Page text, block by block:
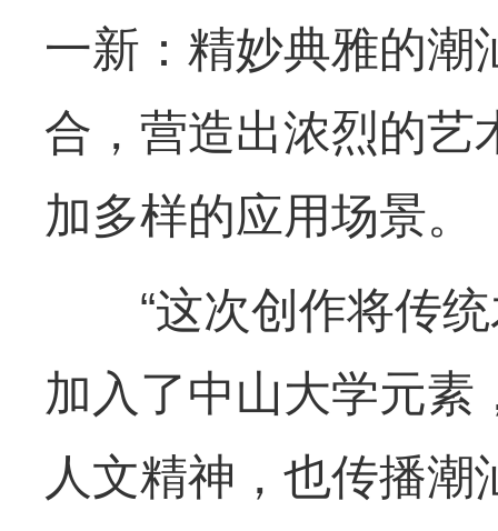
一新：精妙典雅的潮
合，营造出浓烈的艺
加多样的应用场景。
“这次创作将传统
加入了中山大学元素
人文精神，也传播潮